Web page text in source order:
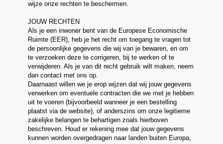
wijze onze rechten te beschermen.
JOUW RECHTEN
Als je een inwoner bent van de Europese Economische
Ruimte (EER), heb je het recht om toegang te vragen tot
de persoonlijke gegevens die wij van je bewaren, en om
te verzoeken deze te corrigeren, bij te werken of te
verwijderen. Als je van dit recht gebruik wilt maken, neem
dan contact met ons op.
Daarnaast willen we je erop wijzen dat wij jouw gegevens
verwerken om eventuele contracten die we met je hebben
uit te voeren (bijvoorbeeld wanneer je een bestelling
plaatst via de website), of anderszins om onze legitieme
zakelijke belangen te behartigen zoals hierboven
beschreven. Houd er rekening mee dat jouw gegevens
kunnen worden overgedragen naar landen buiten Europa,